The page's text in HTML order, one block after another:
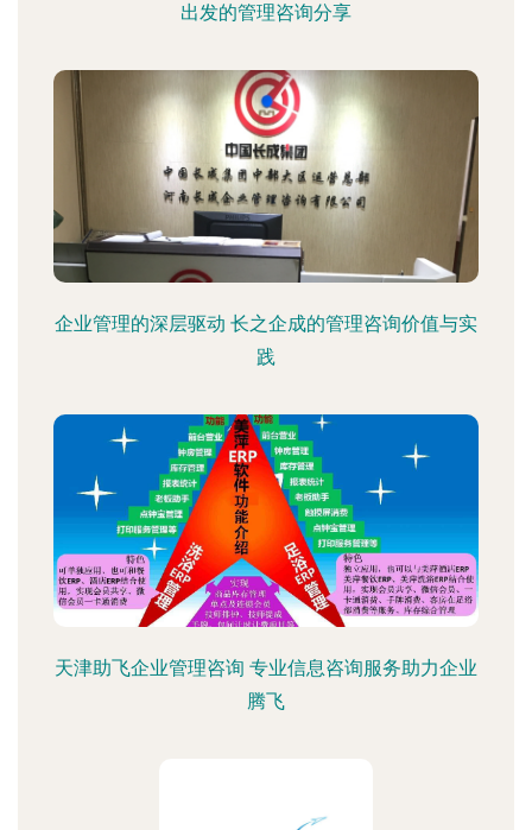
出发的管理咨询分享
企业管理的深层驱动 长之企成的管理咨询价值与实
践
天津助飞企业管理咨询 专业信息咨询服务助力企业
腾飞